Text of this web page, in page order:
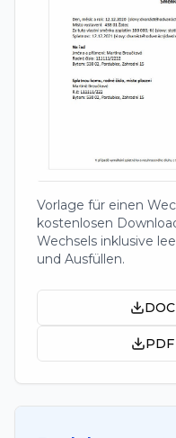
Vorlage für einen
kostenlosen
Wechsels inklusive
und Ausfüllen.